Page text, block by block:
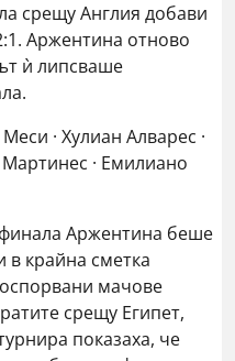
срещу Англия добави
Аржентина отново
ѝ липсваше
· Хулиан Алварес ·
· Емилиано
Аржентина беше
в крайна сметка
мачове
срещу Египет,
показаха, че